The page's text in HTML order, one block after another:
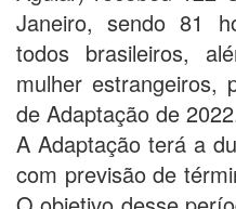
Janeiro, sendo 81
todos brasileiros,
mulher estrangeiros,
de Adaptação de
A Adaptação terá a
com previsão de